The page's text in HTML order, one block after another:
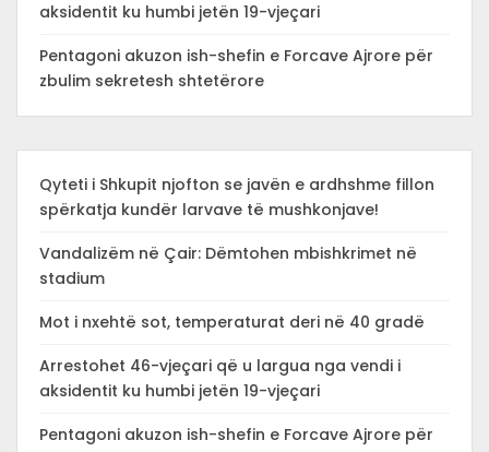
aksidentit ku humbi jetën 19-vjeçari
Pentagoni akuzon ish-shefin e Forcave Ajrore për
zbulim sekretesh shtetërore
Qyteti i Shkupit njofton se javën e ardhshme fillon
spërkatja kundër larvave të mushkonjave!
Vandalizëm në Çair: Dëmtohen mbishkrimet në
stadium
Mot i nxehtë sot, temperaturat deri në 40 gradë
Arrestohet 46-vjeçari që u largua nga vendi i
aksidentit ku humbi jetën 19-vjeçari
Pentagoni akuzon ish-shefin e Forcave Ajrore për